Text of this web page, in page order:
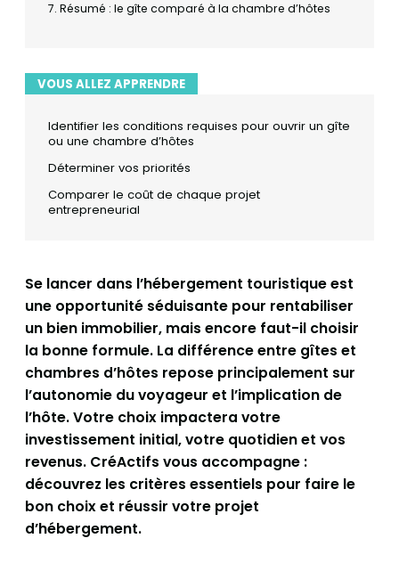
Résumé : le gîte comparé à la chambre d’hôtes
VOUS ALLEZ APPRENDRE
Identifier les conditions requises pour ouvrir un gîte
ou une chambre d’hôtes
Déterminer vos priorités
Comparer le coût de chaque projet
entrepreneurial
Se lancer dans l’hébergement touristique est
une opportunité séduisante pour rentabiliser
un bien immobilier, mais encore faut-il choisir
la bonne formule. La différence entre gîtes et
chambres d’hôtes repose principalement sur
l’autonomie du voyageur et l’implication de
l’hôte. Votre choix impactera votre
investissement initial, votre quotidien et vos
revenus. CréActifs vous accompagne :
découvrez les critères essentiels pour faire le
bon choix et réussir votre projet
d’hébergement.